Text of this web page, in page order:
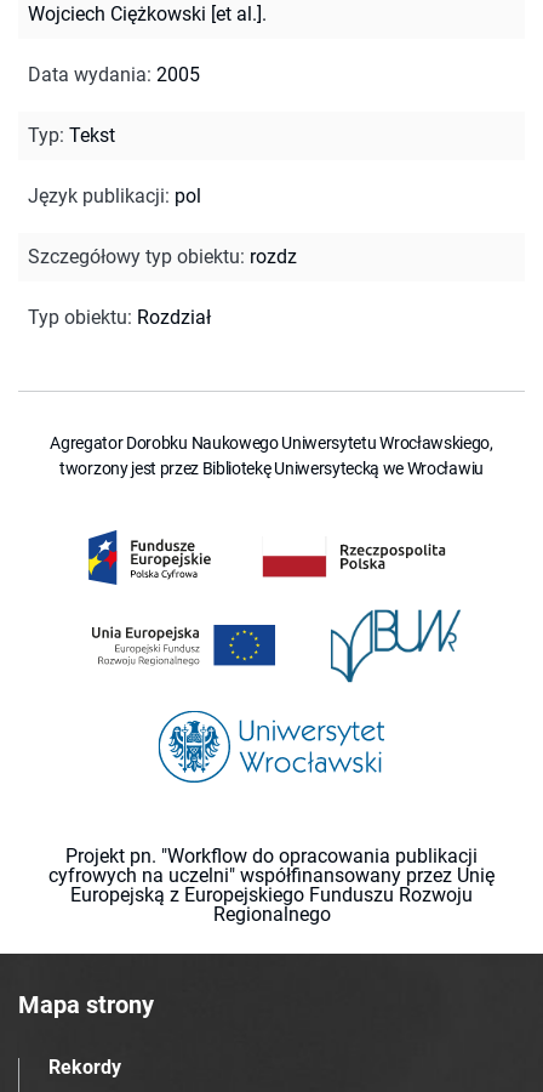
Wojciech Ciężkowski [et al.].
Data wydania: 2005
Typ: Tekst
Język publikacji: pol
Szczegółowy typ obiektu: rozdz
Typ obiektu: Rozdział
Agregator Dorobku Naukowego Uniwersytetu Wrocławskiego,
tworzony jest przez Bibliotekę Uniwersytecką we Wrocławiu
Projekt pn. "Workflow do opracowania publikacji
cyfrowych na uczelni" współfinansowany przez Unię
Europejską z Europejskiego Funduszu Rozwoju
Regionalnego
Mapa strony
Rekordy